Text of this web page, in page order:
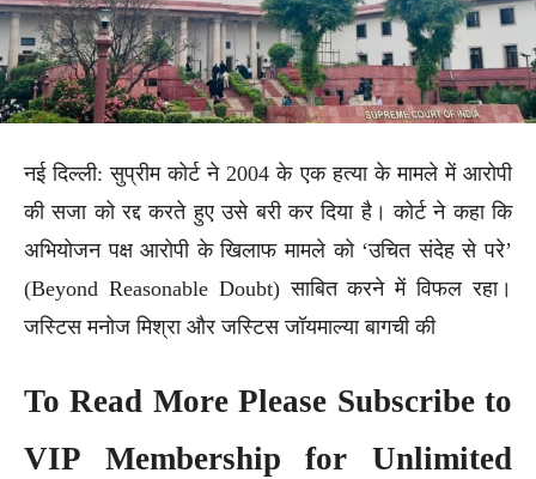
नई दिल्ली: सुप्रीम कोर्ट ने 2004 के एक हत्या के मामले में आरोपी
की सजा को रद्द करते हुए उसे बरी कर दिया है। कोर्ट ने कहा कि
अभियोजन पक्ष आरोपी के खिलाफ मामले को ‘उचित संदेह से परे’
(Beyond Reasonable Doubt) साबित करने में विफल रहा।
जस्टिस मनोज मिश्रा और जस्टिस जॉयमाल्या बागची की
To Read More Please Subscribe to
VIP Membershipfor Unlimited